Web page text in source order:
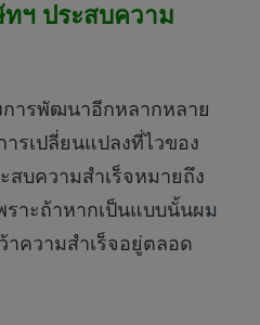
ฯ ประสบความ
การพัฒนาอีกหลากหลาย
รเปลี่ยนแปลงที่ไวของ
สบความสำเร็จหมายถึง
ราะถ้าหากเป็นแบบนั้นผม
ความสำเร็จอยู่ตลอด